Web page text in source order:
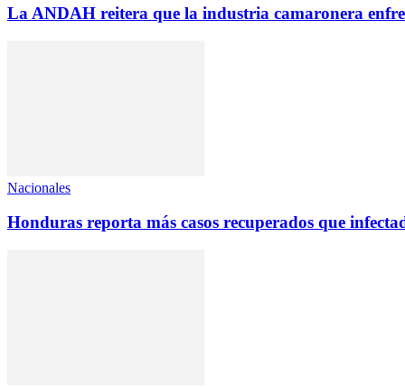
La ANDAH reitera que la industria camaronera
Nacionales
Honduras reporta más casos recuperados que